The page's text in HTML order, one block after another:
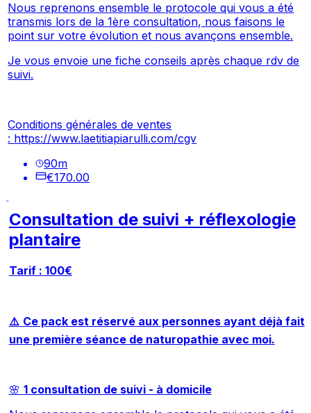
Nous reprenons ensemble le protocole qui vous a été
transmis lors de la 1ère consultation, nous faisons le
point sur votre évolution et nous avançons ensemble.
Je vous envoie une fiche conseils après chaque rdv de
suivi.
Conditions générales de ventes
: https://www.laetitiapiarulli.com/cgv
90m
€170.00
Consultation de suivi + réflexologie
plantaire
Tarif : 100€
⚠️ Ce pack est réservé aux personnes ayant déjà fait
une première séance de naturopathie avec moi.
🌸 1 consultation de suivi - à domicile